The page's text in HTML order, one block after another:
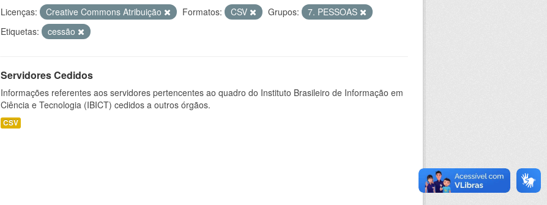
Licenças: Creative Commons Atribuição Formatos: CSV Grupos:
7. PESSOAS
Etiquetas:
cessão
Servidores Cedidos
Informações referentes aos servidores pertencentes ao quadro do Instituto Brasileiro de Informação em
Ciência e Tecnologia (IBICT) cedidos a outros órgãos.
CSV